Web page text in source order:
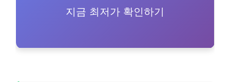
지금 최저가 확인하기